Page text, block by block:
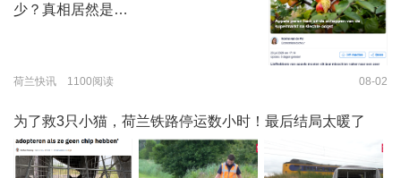
少？真相居然是…
荷兰快讯 1100阅读 08-02
为了救3只小猫，荷兰铁路停运数小时！最后结局太暖了